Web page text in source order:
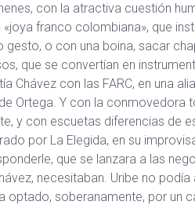
con la atractiva cuestión
franco colombiana», que
o con una boina, sacar
que se convertían en
Chávez con las FARC, en una
Ortega. Y con la conmovedora
y con escuetas diferencias de
por La Elegida, en su
que se lanzara a las
necesitaban. Uribe no podía
soberanamente, por un